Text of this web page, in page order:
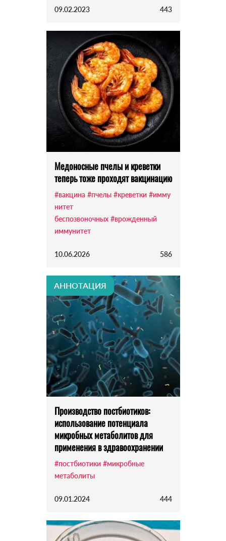
09.02.2023 443
Медоносные пчелы и креветки
теперь тоже проходят вакцинацию
#вакцина #пчелы #креветки #имму
нитет
беспозвоночных #врожденный
иммунитет
10.06.2026 586
АННОТАЦИЯ
Производство постбиотиков:
использование потенциала
микробных метаболитов для
применения в здравоохранении
#постбиотики #микробные
метаболиты
09.01.2024 444